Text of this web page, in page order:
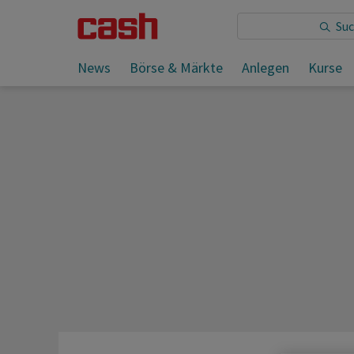
News Börse & Märkte Anlegen Kurse
Sie lesen: